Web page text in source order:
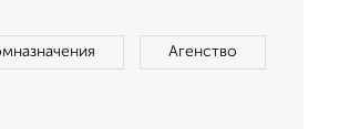
Агенство